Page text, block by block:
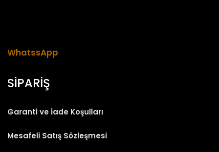
WhatssApp
SİPARİŞ
Garanti ve İade Koşulları
Mesafeli Satış Sözleşmesi